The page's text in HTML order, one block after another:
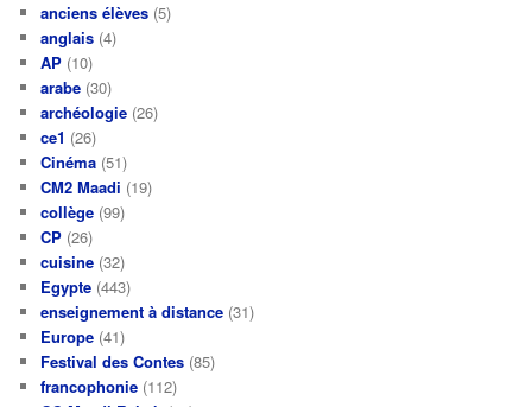
anciens élèves (5)
anglais (4)
AP (10)
arabe (30)
archéologie (26)
ce1 (26)
Cinéma (51)
CM2 Maadi (19)
collège (99)
CP (26)
cuisine (32)
Egypte (443)
enseignement à distance (31)
Europe (41)
Festival des Contes (85)
francophonie (112)